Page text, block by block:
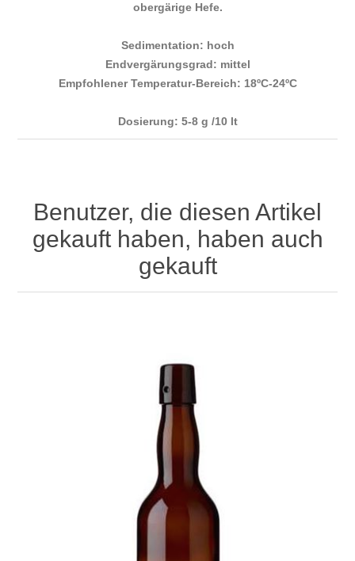
obergärige Hefe.
Sedimentation: hoch
Endvergärungsgrad: mittel
Empfohlener Temperatur-Bereich: 18ºC-24ºC
Dosierung: 5-8 g /10 lt
Benutzer, die diesen Artikel
gekauft haben, haben auch
gekauft